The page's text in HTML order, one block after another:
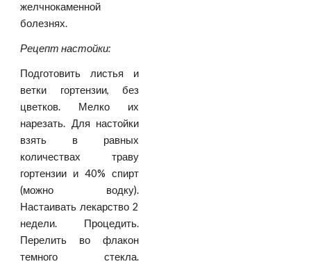
желчнокаменной
болезнях.
Рецепт настойки:
Подготовить листья и
ветки гортензии, без
цветков. Мелко их
нарезать. Для настойки
взять в равных
количествах траву
гортензии и 40% спирт
(можно водку).
Настаивать лекарство 2
недели. Процедить.
Перелить во флакон
темного стекла.